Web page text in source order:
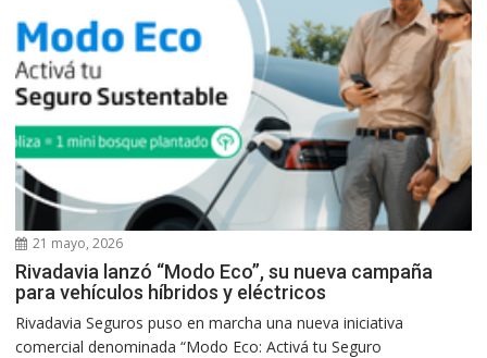
21 mayo, 2026
Rivadavia lanzó “Modo Eco”, su nueva campaña
para vehículos híbridos y eléctricos
Rivadavia Seguros puso en marcha una nueva iniciativa
comercial denominada “Modo Eco: Activá tu Seguro